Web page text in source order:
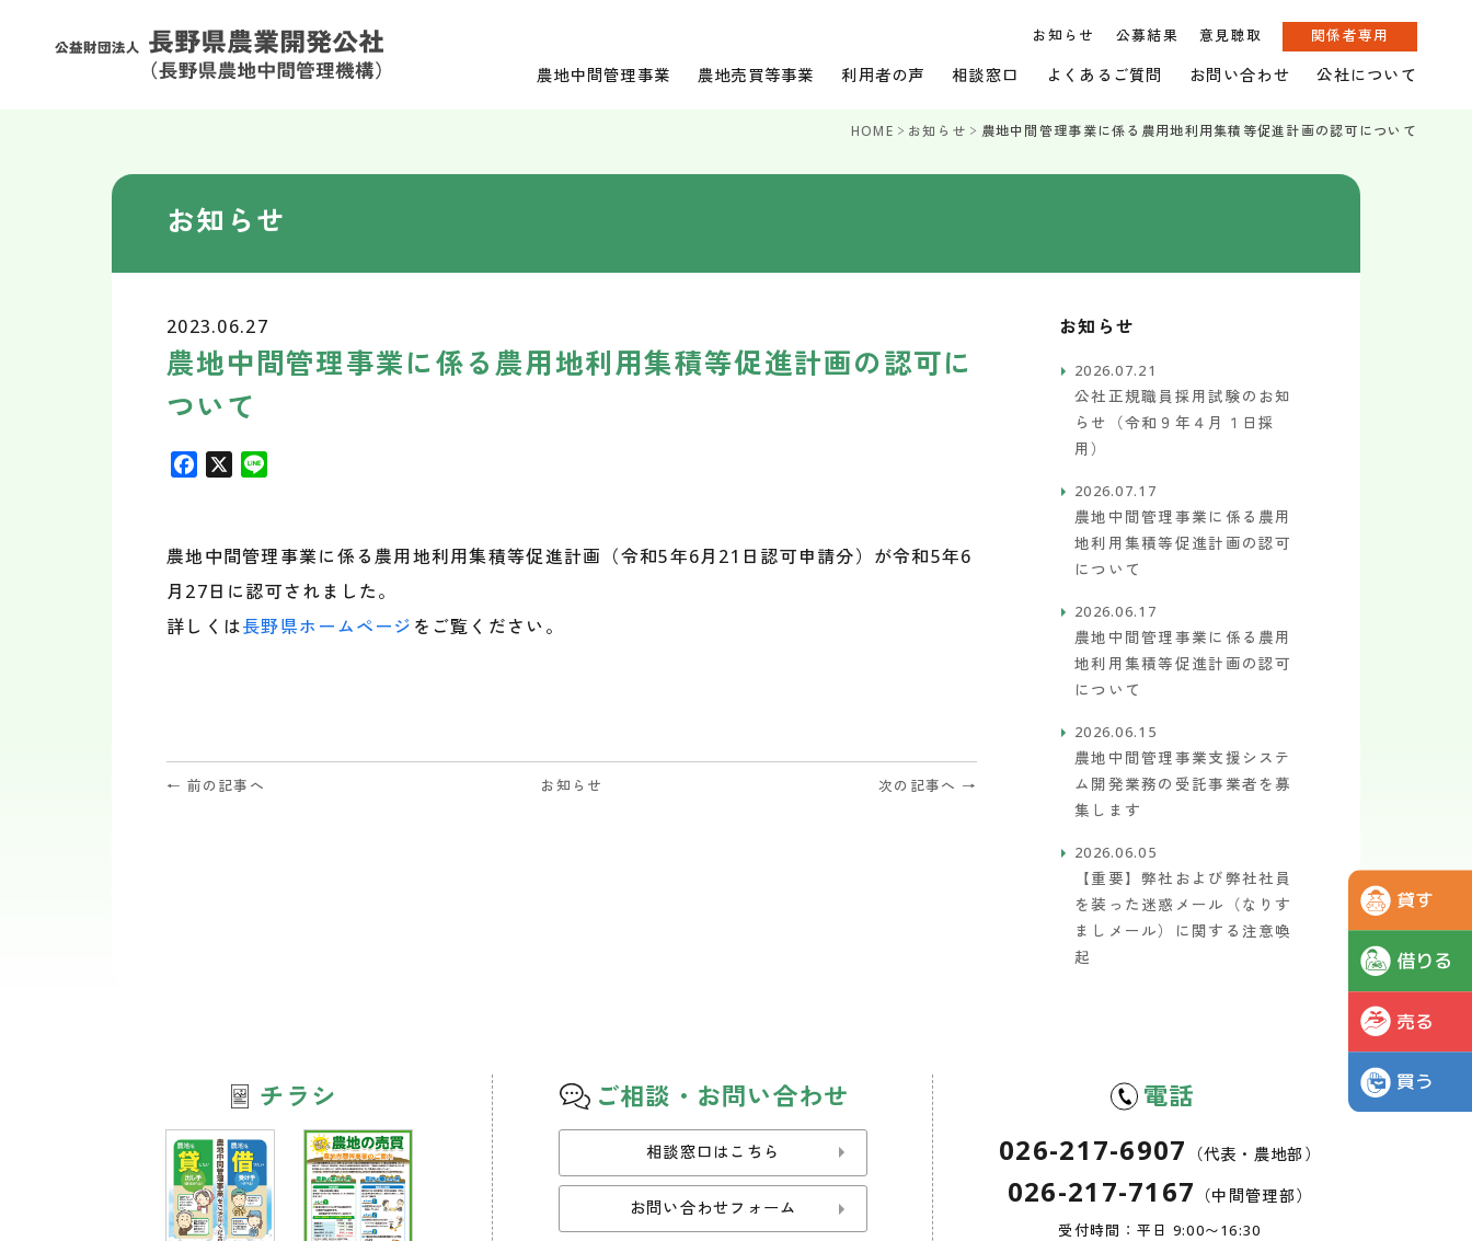
お知らせ 公募結果 意見聴取 関係者専用
農地中間管理事業 農地売買等事業 利用者の声 相談窓口 よくあるご質問 お問い合わせ 公社について
HOME お知らせ 農地中間管理事業に係る農用地利用集積等促進計画の認可について
お知らせ
2023.06.27
農地中間管理事業に係る農用地利用集積等促進計画の認可に
ついて
e
b
o
o
X
e
農地中間管理事業に係る農用地利用集積等促進計画（令和5年6月21日認可申請分）が令和5年6
月27日に認可されました。
詳しくは長野県ホームページ をご覧ください。
← 前の記事へ お知らせ 次の記事へ →
お知らせ
2026.07.21
公社正規職員採用試験のお知
らせ（令和９年４月１日採
用）
2026.07.17
農地中間管理事業に係る農用
地利用集積等促進計画の認可
について
2026.06.17
農地中間管理事業に係る農用
地利用集積等促進計画の認可
について
2026.06.15
農地中間管理事業支援システ
ム開発業務の受託事業者を募
集します
2026.06.05
【重要】弊社および弊社社員
を装った迷惑メール（なりす
ましメール）に関する注意喚
起
チラシ ご相談・お問い合わせ
相談窓口はこちら
お問い合わせフォーム
電話
026-217-6907 （代表・農地部）
026-217-7167 （中間管理部）
受付時間：平日 9:00〜16:30